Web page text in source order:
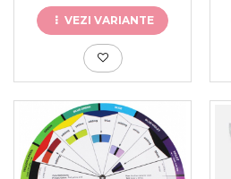
VEZI VARIANTE